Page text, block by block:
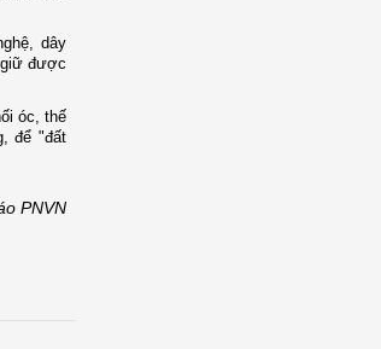
dây
giữ được
óc, thế
để "đất
PNVN